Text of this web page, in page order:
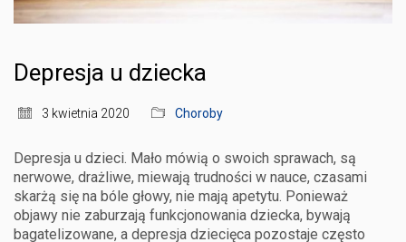
Depresja u dziecka
3 kwietnia 2020 Choroby
Depresja u dzieci. Mało mówią o swoich sprawach, są
nerwowe, drażliwe, miewają trudności w nauce, czasami
skarżą się na bóle głowy, nie mają apetytu. Ponieważ
objawy nie zaburzają funkcjonowania dziecka, bywają
bagatelizowane, a depresja dziecięca pozostaje często